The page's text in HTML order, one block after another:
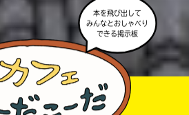
がまちがっていたりしないか、読
本を飛び出して
みんなとおしゃべり
できる掲示板